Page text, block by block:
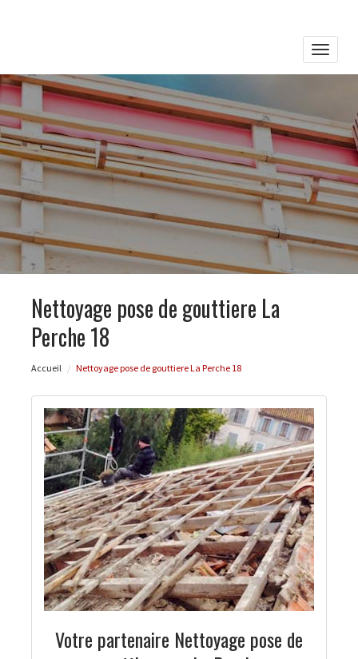
Toggle
Nettoyage pose de gouttiere La
Perche 18
Accueil Nettoyage pose de gouttiere La Perche 18
Votre partenaire Nettoyage pose de